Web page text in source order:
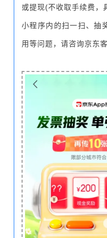
或提现(不收取手续费，
小程序内的扫一扫、抽
用等问题，请咨询京东